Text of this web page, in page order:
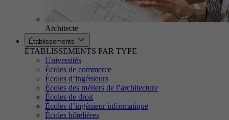
Architecte
Établissements
ÉTABLISSEMENTS PAR TYPE
Universités
Écoles de commerce
Écoles d’ingénieurs
Écoles des métiers de l’architecture
Écoles de droit
Écoles d’ingénieur informatique
Écoles hôtelières